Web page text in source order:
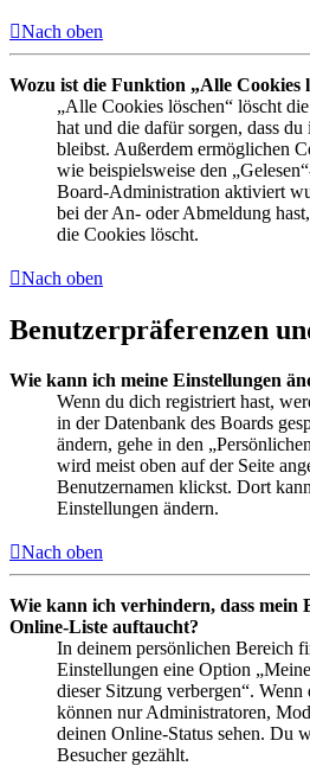
Nach oben
Wozu ist die Funktion „Alle Cookies
„Alle Cookies löschen“ löscht
hat und die dafür sorgen, dass
bleibst. Außerdem ermöglichen
wie beispielsweise den
Board-Administration aktiviert
bei der An- oder Abmeldung
die Cookies löscht.
Nach oben
Benutzerpräferenzen
Wie kann ich meine Einstellungen
Wenn du dich registriert hast,
in der Datenbank des Boards
ändern, gehe in den
wird meist oben auf der Seite
Benutzernamen klickst. Dort
Einstellungen ändern.
Nach oben
Wie kann ich verhindern, dass mein
Online-Liste auftaucht?
In deinem persönlichen Bereich
Einstellungen eine Option
dieser Sitzung verbergen“.
können nur Administratoren,
deinen Online-Status sehen. Du
Besucher gezählt.